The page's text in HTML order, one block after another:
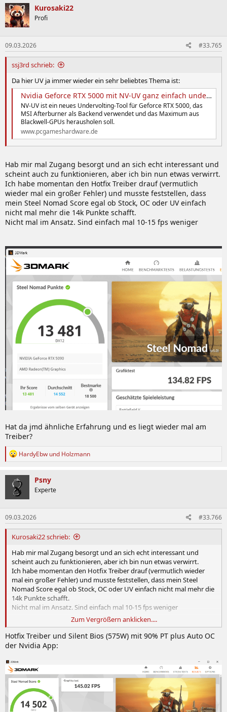
k
t
i
o
n
e
n
:
Kurosaki22
Profi
09.03.2026 #33.765
ssj3rd schrieb:
Da hier UV ja immer wieder ein sehr beliebtes Thema ist:
Nvidia Geforce RTX 5000 mit NV-UV ganz einfach undervolten
NV-UV ist ein neues Undervolting-Tool für Geforce RTX 5000, das
MSI Afterburner als Backend verwendet und das Maximum aus
Blackwell-GPUs herausholen soll.
www.pcgameshardware.de
Hab mir mal Zugang besorgt und an sich echt interessant und
scheint auch zu funktionieren, aber ich bin nun etwas verwirrt.
Ich habe momentan den Hotfix Treiber drauf (vermutlich
wieder mal ein großer Fehler) und musste feststellen, dass
mein Steel Nomad Score egal ob Stock, OC oder UV einfach
nicht mal mehr die 14k Punkte schafft.
Nicht mal im Ansatz. Sind einfach mal 10-15 fps weniger
Hat da jmd ähnliche Erfahrung und es liegt wieder mal am
Treiber?
R
k
t
i
o
n
e
n
:
HardyEbw und Holzmann
Psny
Experte
09.03.2026 #33.766
Kurosaki22 schrieb:
Hab mir mal Zugang besorgt und an sich echt interessant und
scheint auch zu funktionieren, aber ich bin nun etwas verwirrt.
Ich habe momentan den Hotfix Treiber drauf (vermutlich wieder
mal ein großer Fehler) und musste feststellen, dass mein Steel
Nomad Score egal ob Stock, OC oder UV einfach nicht mal mehr die
14k Punkte schafft.
Nicht mal im Ansatz. Sind einfach mal 10-15 fps weniger
Hat da jmd ähnliche Erfahrung und es liegt wieder mal am Treiber?
Zum Vergrößern anklicken....
Hotfix Treiber und Silent Bios (575W) mit 90% PT plus Auto OC
der Nvidia App: